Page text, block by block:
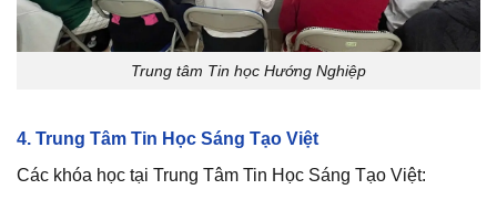
Trung tâm Tin học Hướng Nghiệp
4. Trung Tâm Tin Học Sáng Tạo Việt
Các khóa học tại Trung Tâm Tin Học Sáng Tạo Việt: